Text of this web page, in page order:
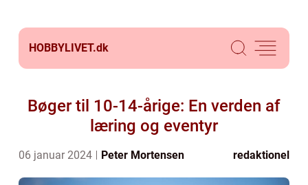
HOBBYLIVET.dk
Bøger til 10-14-årige: En verden af
læring og eventyr
06 januar 2024 Peter Mortensen redaktionel